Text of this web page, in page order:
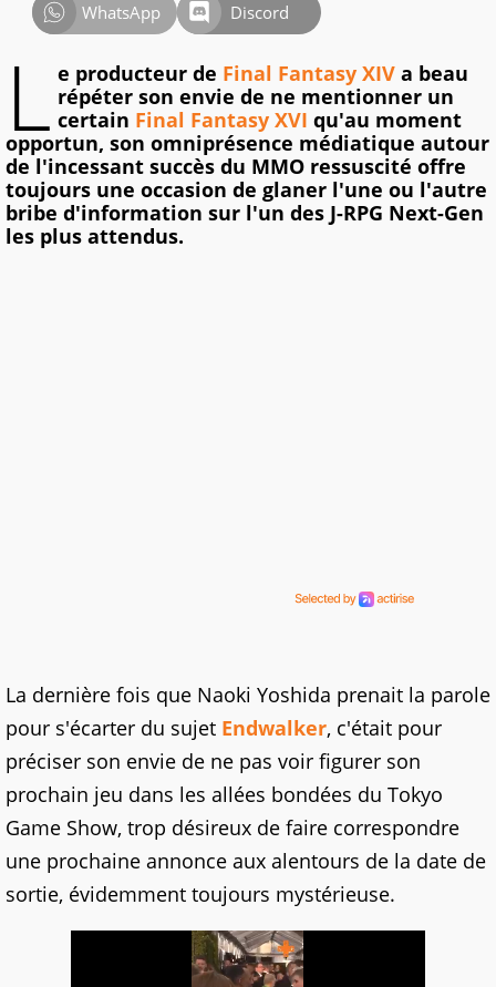
WhatsApp
Discord
L e producteur de Final Fantasy XIV a beau
répéter son envie de ne mentionner un
certain Final Fantasy XVI qu'au moment
opportun, son omniprésence médiatique autour
de l'incessant succès du MMO ressuscité offre
toujours une occasion de glaner l'une ou l'autre
bribe d'information sur l'un des J-RPG Next-Gen
les plus attendus.
La dernière fois que Naoki Yoshida prenait la parole
pour s'écarter du sujet Endwalker, c'était pour
préciser son envie de ne pas voir figurer son
prochain jeu dans les allées bondées du Tokyo
Game Show, trop désireux de faire correspondre
une prochaine annonce aux alentours de la date de
sortie, évidemment toujours mystérieuse.